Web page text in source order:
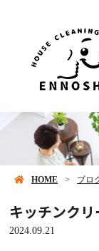
HOME ブロ
キッチンク
2024.09.21